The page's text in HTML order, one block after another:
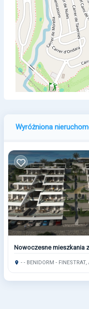
Wyróżniona
Nowoczesne mieszkania
- - BENIDORM - FINESTRAT,